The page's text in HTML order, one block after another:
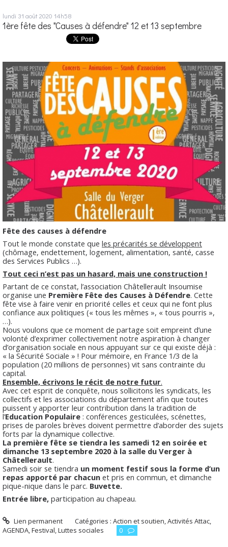
lundi 31 août 2020 14h58
1ère fête des "Causes à défendre" 12 et 13 septembre
Fête des causes à défendre
Tout le monde constate que les précarités se développent
(chômage, endettement, logement, alimentation, santé, casse
des Services Publics …).
Tout ceci n’est pas un hasard, mais une construction !
Partant de ce constat, l’association Châtellerault Insoumise
organise une Première Fête des Causes à Défendre. Cette
fête vise à faire venir en priorité celles et ceux qui ne font plus
confiance aux politiques (« tous les mêmes », « tous pourris »,
…).
Nous voulons que ce moment de partage soit empreint d’une
volonté d’exprimer collectivement notre aspiration à changer
d’organisation sociale en nous appuyant sur ce qui existe déjà :
« la Sécurité Sociale » ! Pour mémoire, en France 1/3 de la
population (20 millions de personnes) vit sans contrainte du
capital.
Ensemble, écrivons le récit de notre futur.
Avec cet esprit de conquête, nous sollicitons les syndicats, les
collectifs et les associations du département afin que toutes
puissent y apporter leur contribution dans la tradition de
l’Education Populaire : conférences gesticulées, scénettes,
prises de paroles brèves doivent permettre d’aborder des sujets
forts par la dynamique collective.
La première fête se tiendra les samedi 12 en soirée et
dimanche 13 septembre 2020 à la salle du Verger à
Châtellerault.
Samedi soir se tiendra un moment festif sous la forme d’un
repas apporté par chacun et pris en commun, et dimanche
pique-nique dans le parc. Buvette.
Entrée libre, participation au chapeau.
Lien permanent Catégories :Action et soutien,Activités Attac,
AGENDA,Festival,Luttes sociales 0